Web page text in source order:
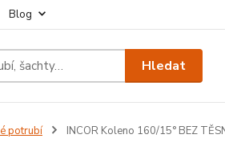
Blog
Hledat
potrubí INCOR Koleno 160/15° BEZ